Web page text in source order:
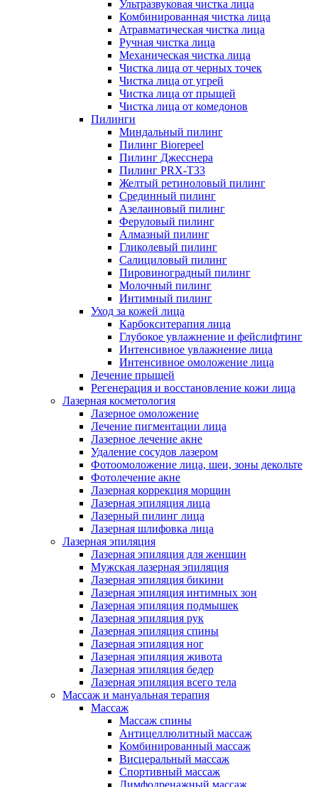
Ультразвуковая чистка лица
Комбинированная чистка лица
Атравматическая чистка лица
Ручная чистка лица
Механическая чистка лица
Чистка лица от черных точек
Чистка лица от угрей
Чистка лица от прыщей
Чистка лица от комедонов
Пилинги
Миндальный пилинг
Пилинг Biorepeel
Пилинг Джесснера
Пилинг PRX-T33
Желтый ретиноловый пилинг
Срединный пилинг
Азелаиновый пилинг
Феруловый пилинг
Алмазный пилинг
Гликолевый пилинг
Салициловый пилинг
Пировиноградный пилинг
Молочный пилинг
Интимный пилинг
Уход за кожей лица
Карбокситерапия лица
Глубокое увлажнение и фейслифтинг
Интенсивное увлажнение лица
Интенсивное омоложение лица
Лечение прыщей
Регенерация и восстановление кожи лица
Лазерная косметология
Лазерное омоложение
Лечение пигментации лица
Лазерное лечение акне
Удаление сосудов лазером
Фотоомоложение лица, шеи, зоны декольте
Фотолечение акне
Лазерная коррекция морщин
Лазерная эпиляция лица
Лазерный пилинг лица
Лазерная шлифовка лица
Лазерная эпиляция
Лазерная эпиляция для женщин
Мужская лазерная эпиляция
Лазерная эпиляция бикини
Лазерная эпиляция интимных зон
Лазерная эпиляция подмышек
Лазерная эпиляция рук
Лазерная эпиляция спины
Лазерная эпиляция ног
Лазерная эпиляция живота
Лазерная эпиляция бедер
Лазерная эпиляция всего тела
Массаж и мануальная терапия
Массаж
Массаж спины
Антицеллюлитный массаж
Комбинированный массаж
Висцеральный массаж
Спортивный массаж
Лимфодренажный массаж